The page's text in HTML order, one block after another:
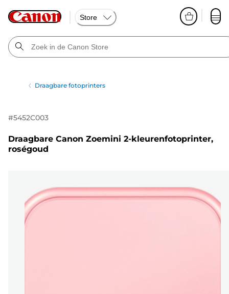
Store
Draagbare fotoprinters
#5452C003
Draagbare Canon Zoemini 2-kleurenfotoprinter,
roségoud